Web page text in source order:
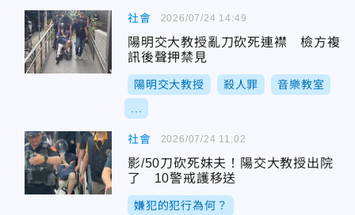
社會
陽明交大教授亂刀砍死連襟 檢方複
訊後聲押禁見
陽明交大教授 殺人罪 音樂教室
2026/07/24 14:49
社會
影/50刀砍死妹夫！陽交大教授出院
了 10警戒護移送
嫌犯的犯行為何？
2026/07/24 11:02